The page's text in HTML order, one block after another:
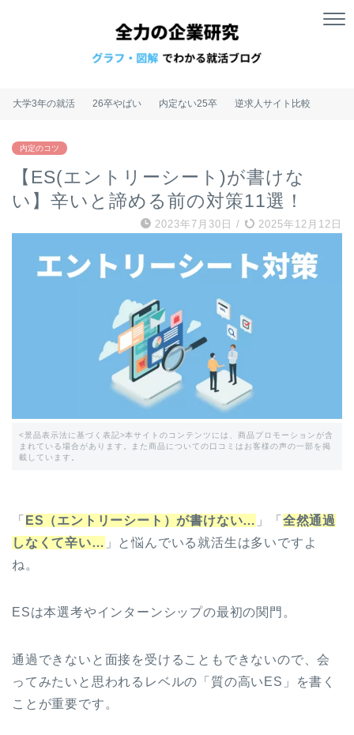
大学3年の就活 26卒やばい 内定ない25卒 逆求人サイト比較
内定のコツ
【ES(エントリーシート)が書けな
い】辛いと諦める前の対策11選！
2023年7月30日 / 2025年12月12日
<景品表示法に基づく表記>本サイトのコンテンツには、商品プロモーションが含
まれている場合があります。また商品についての口コミはお客様の声の一部を掲
載しています。
「 ES（エントリーシート）が書けない… 」「 全然通過
しなくて辛い… 」と悩んでいる就活生は多いですよ
ね。
ESは本選考やインターンシップの最初の関門。
通過できないと面接を受けることもできないので、会
ってみたいと思われるレベルの「質の高いES」を書く
ことが重要です。